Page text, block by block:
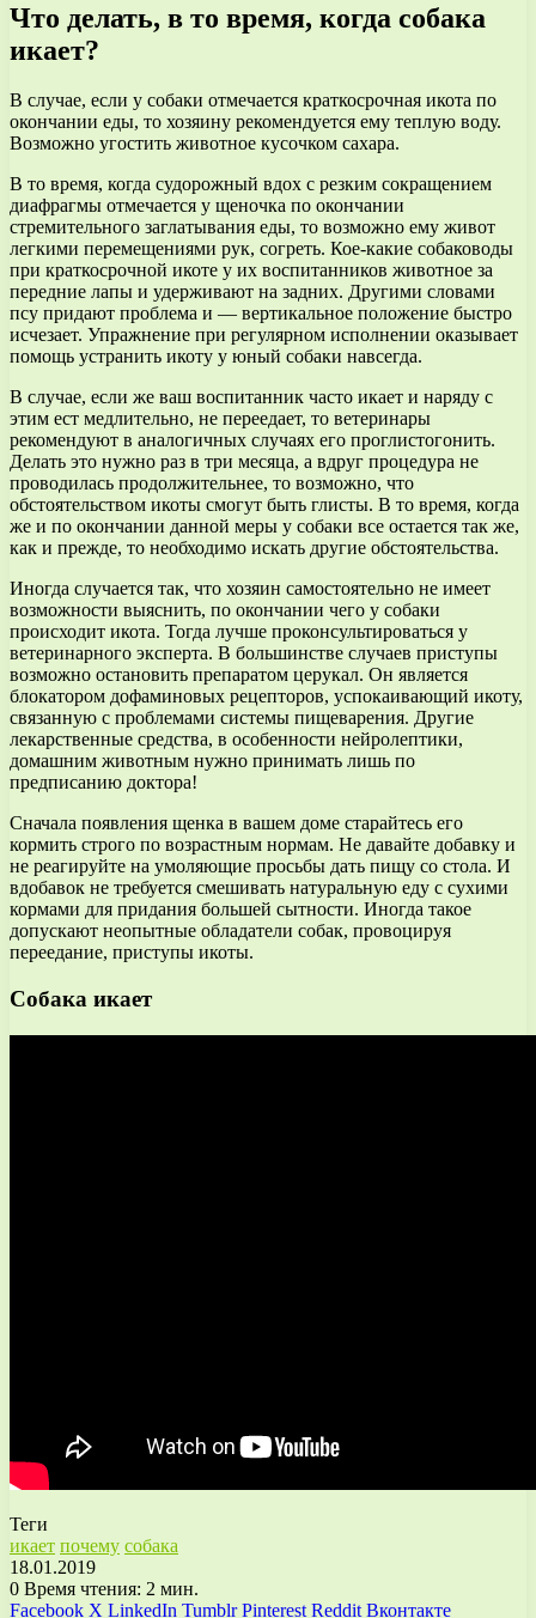
Что делать, в то время, когда собака
икает?
В случае, если у собаки отмечается краткосрочная икота по
окончании еды, то хозяину рекомендуется ему теплую воду.
Возможно угостить животное кусочком сахара.
В то время, когда судорожный вдох с резким сокращением
диафрагмы отмечается у щеночка по окончании
стремительного заглатывания еды, то возможно ему живот
легкими перемещениями рук, согреть. Кое-какие собаководы
при краткосрочной икоте у их воспитанников животное за
передние лапы и удерживают на задних. Другими словами
псу придают проблема и — вертикальное положение быстро
исчезает. Упражнение при регулярном исполнении оказывает
помощь устранить икоту у юный собаки навсегда.
В случае, если же ваш воспитанник часто икает и наряду с
этим ест медлительно, не переедает, то ветеринары
рекомендуют в аналогичных случаях его проглистогонить.
Делать это нужно раз в три месяца, а вдруг процедура не
проводилась продолжительнее, то возможно, что
обстоятельством икоты смогут быть глисты. В то время, когда
же и по окончании данной меры у собаки все остается так же,
как и прежде, то необходимо искать другие обстоятельства.
Иногда случается так, что хозяин самостоятельно не имеет
возможности выяснить, по окончании чего у собаки
происходит икота. Тогда лучше проконсультироваться у
ветеринарного эксперта. В большинстве случаев приступы
возможно остановить препаратом церукал. Он является
блокатором дофаминовых рецепторов, успокаивающий икоту,
связанную с проблемами системы пищеварения. Другие
лекарственные средства, в особенности нейролептики,
домашним животным нужно принимать лишь по
предписанию доктора!
Сначала появления щенка в вашем доме старайтесь его
кормить строго по возрастным нормам. Не давайте добавку и
не реагируйте на умоляющие просьбы дать пищу со стола. И
вдобавок не требуется смешивать натуральную еду с сухими
кормами для придания большей сытности. Иногда такое
допускают неопытные обладатели собак, провоцируя
переедание, приступы икоты.
Собака икает
Теги
икает почему собака
18.01.2019
0 Время чтения: 2 мин.
Facebook X LinkedIn Tumblr Pinterest Reddit Вконтакте